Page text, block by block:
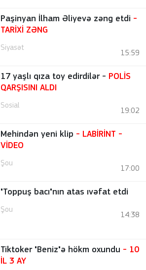
Paşinyan İlham Əliyevə zəng etdi -
TARİXİ ZƏNG
Siyasət
15:59
17 yaşlı qıza toy edirdilər - POLİS
QARŞISINI ALDI
Sosial
19:02
Mehindən yeni klip - LABİRİNT -
VİDEO
Şou
17:00
"Toppuş bacı"nın atas ıvəfat etdi
Şou
14:38
Tiktoker "Beniz"ə hökm oxundu - 10
İL 3 AY